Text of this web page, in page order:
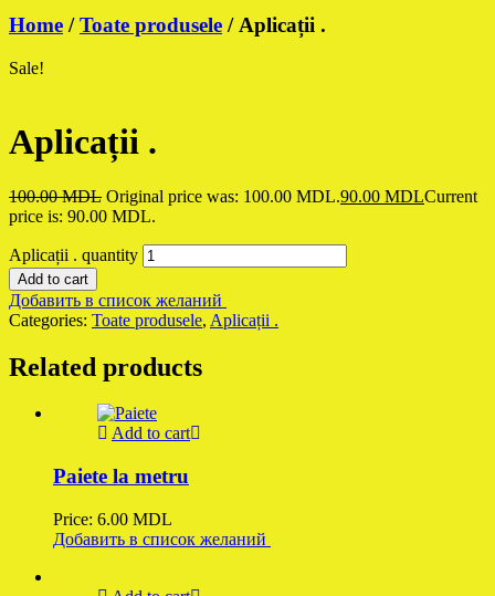
Home /Toate produsele / Aplicații .
Sale!
Aplicații .
100.00MDL Original price was: 100.00 MDL.90.00 MDLCurrent
price is: 90.00 MDL.
Aplicații . quantity
Add to cart
Добавить в список желаний
Categories: Toate produsele, Aplicații .
Related products
Add to cart
Paiete la metru
Price: 6.00 MDL
Добавить в список желаний